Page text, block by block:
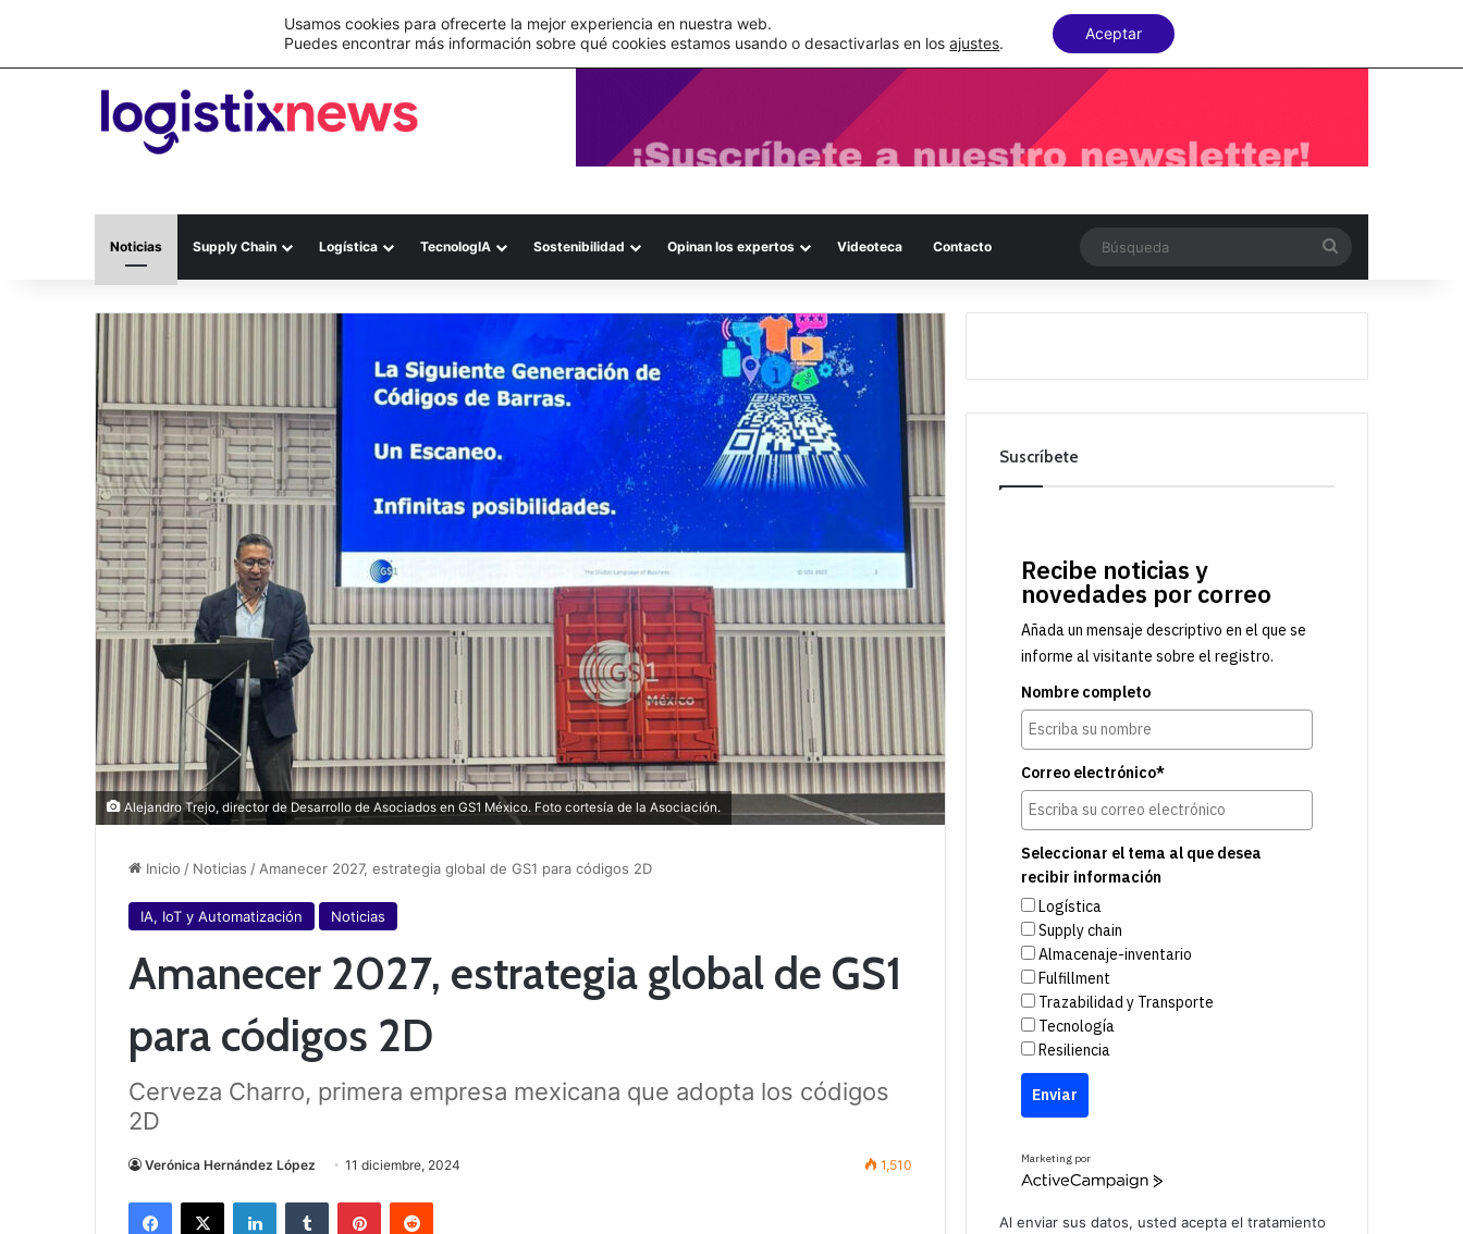
C&A México completa la implementación de su WMS en la nube
Noticias Supply Chain Logística TecnologIA Sostenibilidad Opinan los expertos Videoteca Contacto
Alejandro Trejo, director de Desarrollo de Asociados en GS1 México. Foto cortesía de la Asociación.
Inicio / Noticias / Amanecer 2027, estrategia global de GS1 para códigos 2D
IA, IoT y Automatización Noticias
Amanecer 2027, estrategia global de GS1
para códigos 2D
Cerveza Charro, primera empresa mexicana que adopta los códigos
2D
Verónica Hernández López 11 diciembre, 2024 1,510
Suscríbete
Recibe noticias y
novedades por correo
Añada un mensaje descriptivo en el que se
informe al visitante sobre el registro.
Nombre completo
Correo electrónico*
Seleccionar el tema al que desea
recibir información
Logística
Supply chain
Almacenaje-inventario
Fulfillment
Trazabilidad y Transporte
Tecnología
Resiliencia
Enviar
Marketing por
A
Al enviar sus datos, usted acepta el tratamiento
Usamos cookies para ofrecerte la mejor experiencia en nuestra web.
Puedes encontrar más información sobre qué cookies estamos usando o desactivarlas en losajustes.
Aceptar